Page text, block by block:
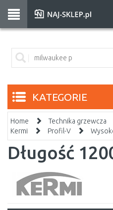
KATEGORIE
Home Technika grzewcza
Kermi
Profil-V
Długość